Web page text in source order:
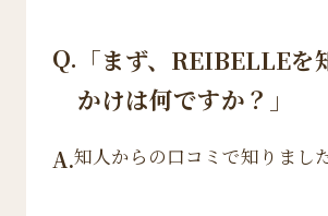
Q. 「まず、REIBELLEを
かけは何ですか？」
A.知人からの口コミで知りました